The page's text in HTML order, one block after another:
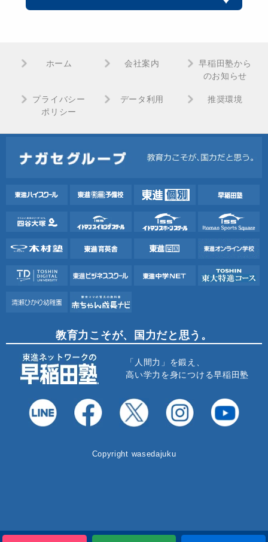
ホーム 会社案内
早稲田塾から
のお知らせ
プライバシー
ポリシー
データ利用 推奨環境
教育力こそが、国力だと思う。
「人間力」を鍛え、
高い学力を身につける早稲田塾
Copyright wasedajuku